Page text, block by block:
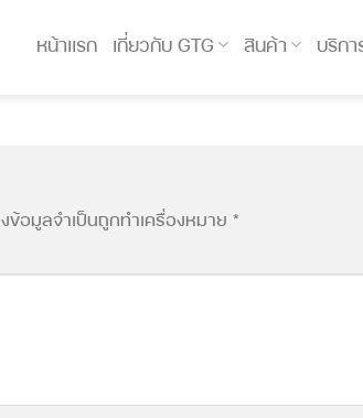
หน้าแรก เกี่ยวกับ GTG สินค้า บริกา
ข้อมูลจำเป็นถูกทำเครื่องหมาย *